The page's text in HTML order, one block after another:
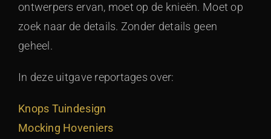
ontwerpers ervan, moet op de knieën. Moet op
zoek naar de details. Zonder details geen
geheel.
In deze uitgave reportages over:
Knops Tuindesign
Mocking Hoveniers